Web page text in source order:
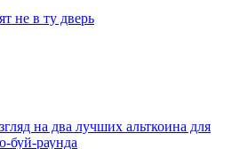
не в ту дверь
на два лучших альткоина для
буй-раунда